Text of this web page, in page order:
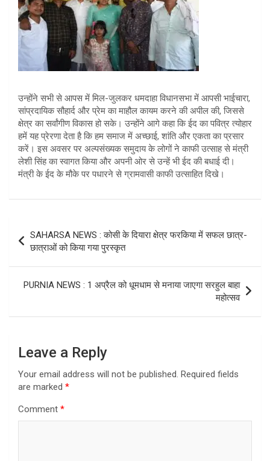
उन्होंने सभी से आपस में मिल-जुलकर धमदाहा विधानसभा में आपसी भाईचारा,
सांप्रदायिक सौहार्द और प्रेम का माहौल कायम करने की अपील की, जिससे
क्षेत्र का सर्वांगीण विकास हो सके। उन्होंने आगे कहा कि ईद का पवित्र त्योहार
हमें यह प्रेरणा देता है कि हम समाज में अच्छाई, शांति और एकता का प्रसार
करें। इस अवसर पर अल्पसंख्यक समुदाय के लोगों ने काफी उत्साह से मंत्री
लेशी सिंह का स्वागत किया और अपनी ओर से उन्हें भी ईद की बधाई दी।
मंत्री के ईद के मौके पर पधारने से ग्रामवासी काफी उत्साहित दिखे।
navigation
SAHARSA NEWS : कोसी के दियारा क्षेत्र फरकिया में सफल छात्र-
छात्राओं को किया गया पुरस्कृत
PURNIA NEWS : 1 अप्रैल को धूमधाम से मनाया जाएगा सरहुल बाहा
महोत्सव
Leave a Reply
Your email address will not be published. Required fields
are marked *
Comment *